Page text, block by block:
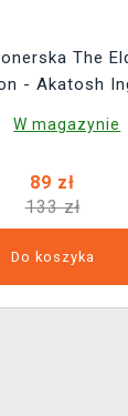
The
- Akatosh
W magazynie
89 zł
133 zł
Do koszyka